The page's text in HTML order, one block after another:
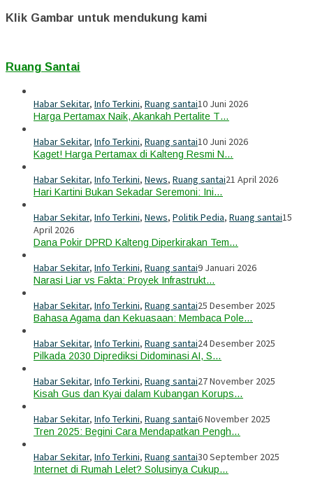
Klik Gambar untuk mendukung kami
Ruang Santai
Habar Sekitar, Info Terkini, Ruang santai10 Juni 2026
Harga Pertamax Naik, Akankah Pertalite T…
Habar Sekitar, Info Terkini, Ruang santai10 Juni 2026
Kaget! Harga Pertamax di Kalteng Resmi N…
Habar Sekitar, Info Terkini, News, Ruang santai21 April 2026
Hari Kartini Bukan Sekadar Seremoni: Ini…
Habar Sekitar, Info Terkini, News, Politik Pedia, Ruang santai15
April 2026
Dana Pokir DPRD Kalteng Diperkirakan Tem…
Habar Sekitar, Info Terkini, Ruang santai9 Januari 2026
Narasi Liar vs Fakta: Proyek Infrastrukt…
Habar Sekitar, Info Terkini, Ruang santai25 Desember 2025
Bahasa Agama dan Kekuasaan: Membaca Pole…
Habar Sekitar, Info Terkini, Ruang santai24 Desember 2025
Pilkada 2030 Diprediksi Didominasi AI, S…
Habar Sekitar, Info Terkini, Ruang santai27 November 2025
Kisah Gus dan Kyai dalam Kubangan Korups…
Habar Sekitar, Info Terkini, Ruang santai6 November 2025
Tren 2025: Begini Cara Mendapatkan Pengh…
Habar Sekitar, Info Terkini, Ruang santai30 September 2025
Internet di Rumah Lelet? Solusinya Cukup…